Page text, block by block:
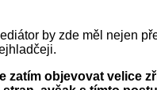
by zde měl nejen
objevovat velice